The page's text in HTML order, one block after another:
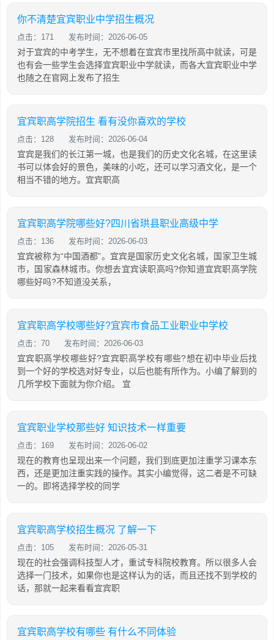
你不清楚宜宾职业中学招生概况
点击：171 发布时间：2026-06-05
对于宜宾的中考学生，无不想着在宜宾市里找所高中就读，可是
也有会一些学生会选择宜宾职业中学就读，而各大宜宾职业中学
也随之在官网上发布了招生
宜宾职高学院招生 看有没你喜欢的学校
点击：128 发布时间：2026-06-04
宜宾是我们的长江第一城，也是我们的历史文化名城，在这里读
书可以体会好的景色，美味的小吃，还可以学习酒文化，是一个
相当不错的地方。宜宾职高
宜宾职高学院哪些好?四川省珙县职业高级中学
点击：136 发布时间：2026-06-03
宜宾被称为“中国酒都”。宜宾是国家历史文化名城，国家卫生城
市，国家森林城市。你想去宜宾读职高吗?你知道宜宾职高学院
哪些好吗?不知道没关系，
宜宾职高学校哪些好?宜宾市食品工业职业中学校
点击：70 发布时间：2026-06-03
宜宾职高学校哪些好?宜宾职高学校有哪些?想在初中毕业后找
到一个好的学校选对好专业，以后也能有所作为。小编了解到的
几所学校下面就为你介绍。 宜
宜宾职业学校那些好 知识技术一样重要
点击：169 发布时间：2026-06-02
现在的教育也呈现出来一个问题，我们到底更加注重学习课本东
西，还是更加注重实践的操作。其实小编觉得，这二者是不可缺
一的。即将选择学校的同学
宜宾职高学校招生概况 了解一下
点击：105 发布时间：2026-05-31
现在的社会强调科技型人才，重试专科院校教育。所以很多人会
选择一门技术，如果你也是这样认为的话，而且还找不到学校的
话，那就一起来看看宜宾职
宜宾职高学校有哪些 有什么不同体验